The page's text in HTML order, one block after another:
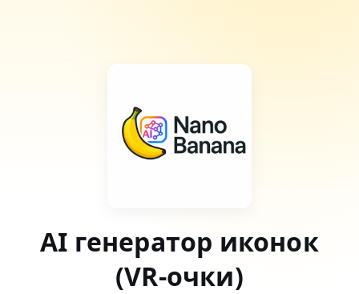
AI генератор иконок
(VR-очки)